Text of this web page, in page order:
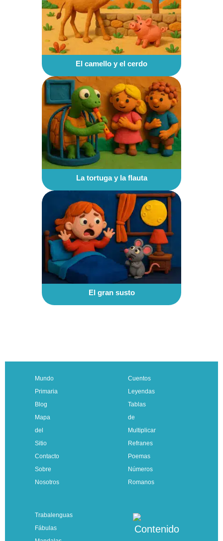
El camello y el cerdo
La tortuga y la flauta
El gran susto
Mundo
Primaria
Blog
Mapa
del
Sitio
Contacto
Sobre
Nosotros
Cuentos
Leyendas
Tablas
de
Multiplicar
Refranes
Poemas
Números
Romanos
Trabalenguas
Fábulas